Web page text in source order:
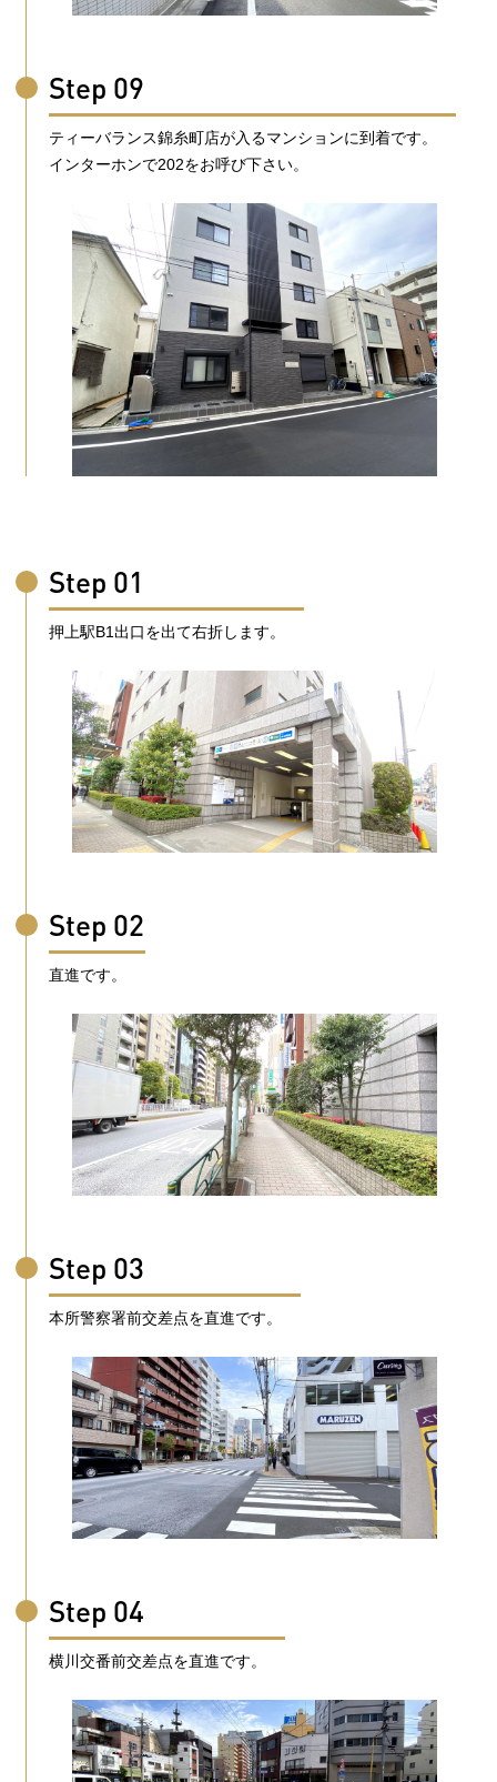
Step 09
ティーバランス錦糸町店が入るマンションに到着です。
インターホンで202をお呼び下さい。
Step 01
押上駅B1出口を出て右折します。
Step 02
直進です。
Step 03
本所警察署前交差点を直進です。
Step 04
横川交番前交差点を直進です。